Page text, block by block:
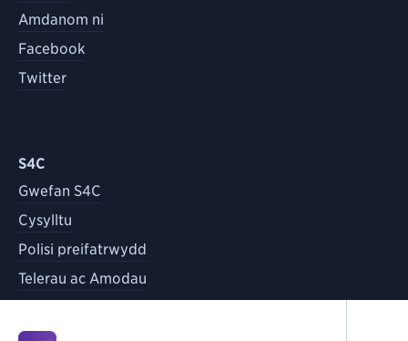
Amdanom ni
Facebook
Twitter
S4C
Gwefan S4C
Cysylltu
Polisi preifatrwydd
Telerau ac Amodau